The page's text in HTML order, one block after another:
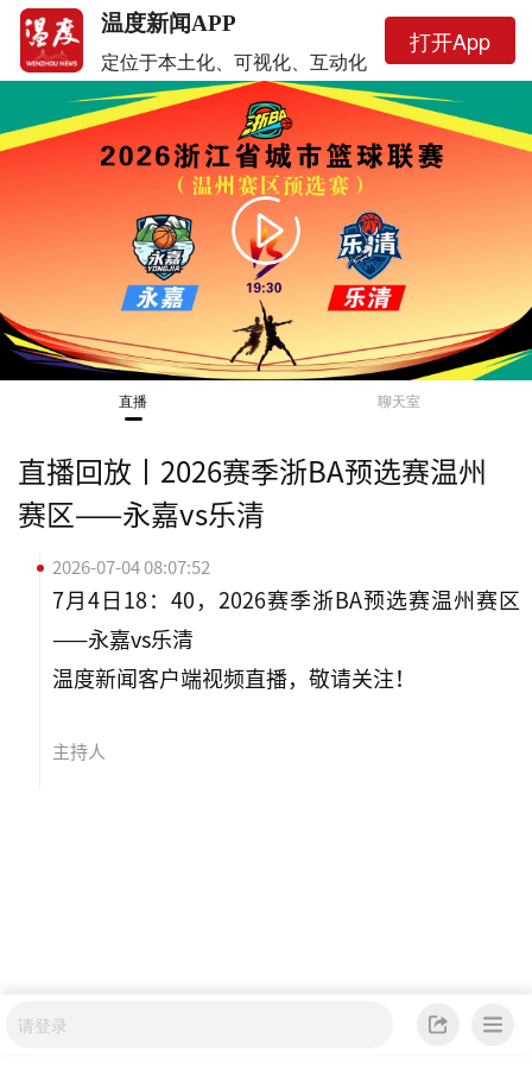
window.
暂无画面
直播 聊天室
直播回放丨2026赛季浙BA预选赛温州
赛区——永嘉vs乐清
2026-07-04 08:07:52
7月4日18：40，2026赛季浙BA预选赛温州赛区
——永嘉vs乐清
温度新闻客户端视频直播，敬请关注！
主持人
温度新闻APP
定位于本土化、可视化、互动化
打开App